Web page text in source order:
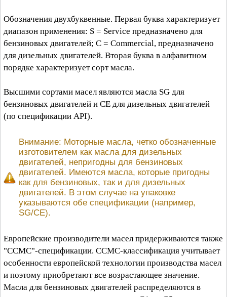
Обозначения двухбуквенные. Первая буква характеризует
диапазон применения: S = Service предназначено для
бензиновых двигателей; С = Commercial, предназначено
для дизельных двигателей. Вторая буква в алфавитном
порядке характеризует сорт масла.
Высшими сортами масел являются масла SG для
бензиновых двигателей и СЕ для дизельных двигателей
(по спецификации API).
Внимание: Моторные масла, четко обозначенные
изготовителем как масла для дизельных
двигателей, непригодны для бензиновых
двигателей. Имеются масла, которые пригодны
как для бензиновых, так и для дизельных
двигателей. В этом случае на упаковке
указываются обе спецификации (например,
SG/CE).
Европейские производители масел придерживаются также
"CCMC"-спецификации. CCMC-классификация учитывает
особенности европейской технологии производства масел
и поэтому приобретают все возрастающее значение.
Масла для бензиновых двигателей распределяются в